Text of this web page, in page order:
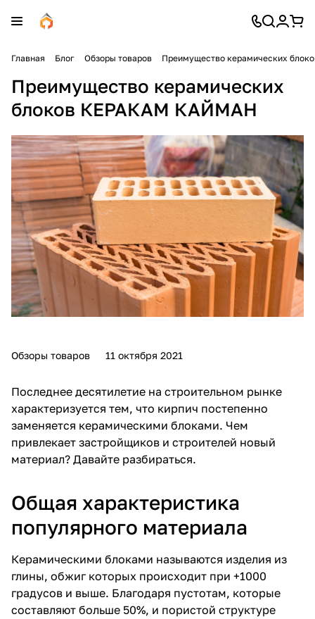
Главная Блог Обзоры товаров Преимущество керамических
Преимущество керамических
блоков КЕРАКАМ КАЙМАН
Обзоры товаров 11 октября 2021
Последнее десятилетие на строительном рынке
характеризуется тем, что кирпич постепенно
заменяется керамическими блоками. Чем
привлекает застройщиков и строителей новый
материал? Давайте разбираться.
Общая характеристика
популярного материала
Керамическими блоками называются изделия из
глины, обжиг которых происходит при +1000
градусов и выше. Благодаря пустотам, которые
составляют больше 50%, и пористой структуре